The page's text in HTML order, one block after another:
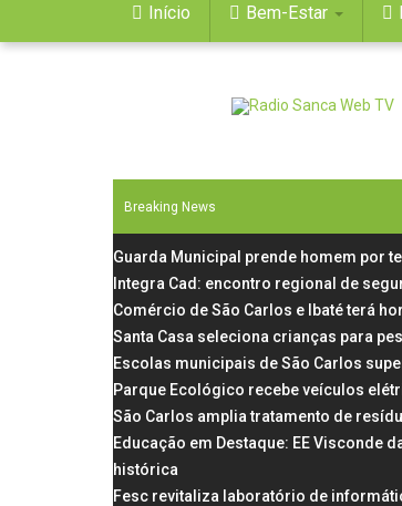
Início Bem-Estar
Breaking News
Guarda Municipal prende homem por
Integra Cad: encontro regional de
Comércio de São Carlos e Ibaté terá
Santa Casa seleciona crianças para
Escolas municipais de São Carlos
Parque Ecológico recebe veículos
São Carlos amplia tratamento de
Educação em Destaque: EE Visconde
histórica
Fesc revitaliza laboratório de